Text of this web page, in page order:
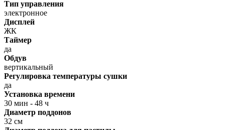
Тип управления
электронное
Дисплей
ЖК
Таймер
да
Обдув
вертикальный
Регулировка температуры сушки
да
Установка времени
30 мин - 48 ч
Диаметр поддонов
32 см